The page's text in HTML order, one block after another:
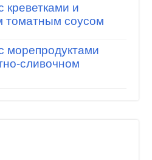
креветками и
томатным соусом
морепродуктами
сливочном